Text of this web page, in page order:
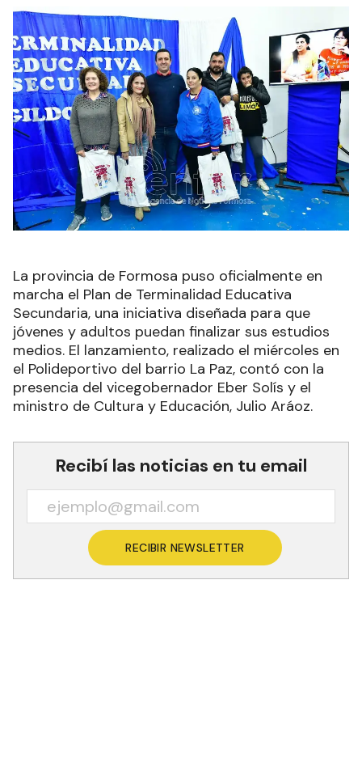
La provincia de Formosa puso oficialmente en
marcha el Plan de Terminalidad Educativa
Secundaria, una iniciativa diseñada para que
jóvenes y adultos puedan finalizar sus estudios
medios. El lanzamiento, realizado el miércoles en
el Polideportivo del barrio La Paz, contó con la
presencia del vicegobernador Eber Solís y el
ministro de Cultura y Educación, Julio Aráoz.
Recibí las noticias en tu email
RECIBIR NEWSLETTER